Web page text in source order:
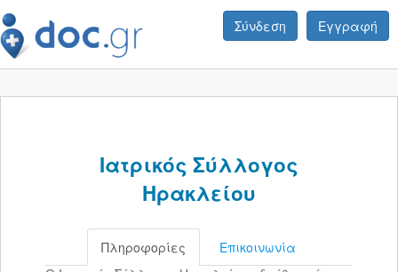
Σύνδεση Εγγραφή
Ιατρικός Σύλλογος
Ηρακλείου
Πληροφορίες
Επικοινωνία